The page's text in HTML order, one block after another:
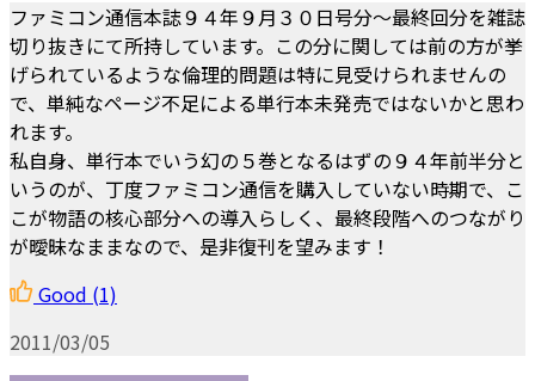
ファミコン通信本誌９４年９月３０日号分～最終回分を雑誌
切り抜きにて所持しています。この分に関しては前の方が挙
げられているような倫理的問題は特に見受けられませんの
で、単純なページ不足による単行本未発売ではないかと思わ
れます。
私自身、単行本でいう幻の５巻となるはずの９４年前半分と
いうのが、丁度ファミコン通信を購入していない時期で、こ
こが物語の核心部分への導入らしく、最終段階へのつながり
が曖昧なままなので、是非復刊を望みます！
Good (1)
2011/03/05